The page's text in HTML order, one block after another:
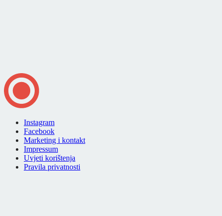
Instagram
Facebook
Marketing i kontakt
Impressum
Uvjeti korištenja
Pravila privatnosti